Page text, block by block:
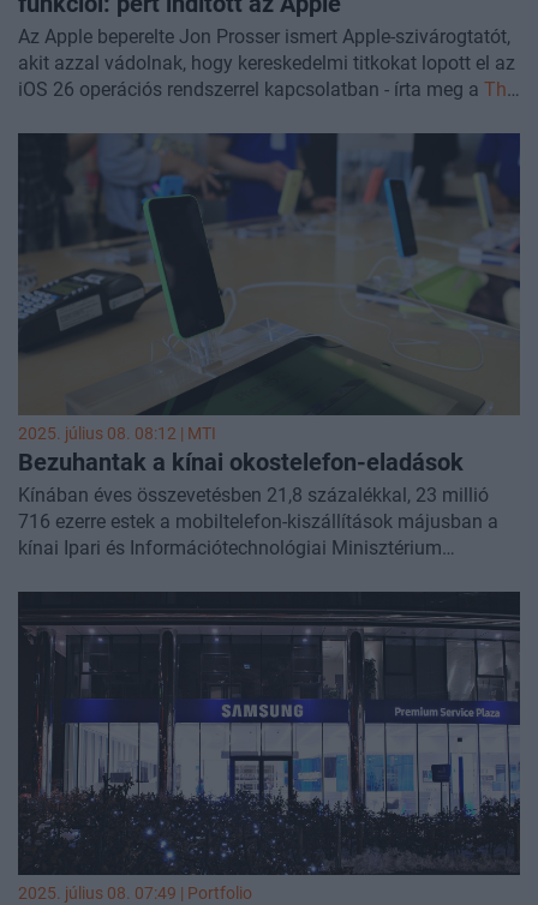
Az Apple beperelte Jon Prosser ismert Apple-szivárogtatót,
akit azzal vádolnak, hogy kereskedelmi titkokat lopott el az
iOS 26 operációs rendszerrel kapcsolatban - írta meg a The
2025. július 08. 08:12 | MTI
Bezuhantak a kínai okostelefon-eladások
Kínában éves összevetésben 21,8 százalékkal, 23 millió
716 ezerre estek a mobiltelefon-kiszállítások májusban a
kínai Ipari és Információtechnológiai Minisztérium
2025. július 08. 07:49 | Portfolio